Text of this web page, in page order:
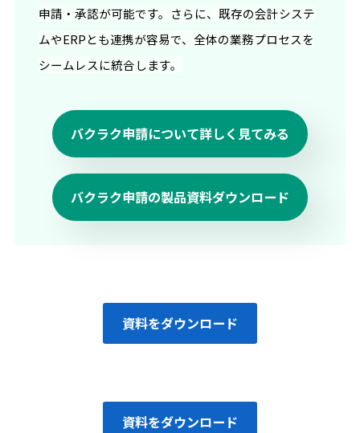
申請・承認が可能です。さらに、既存の会計システ
ムやERPとも連携が容易で、全体の業務プロセスを
シームレスに統合します。
バクラク申請について詳しく見てみる
バクラク申請の製品資料ダウンロード
資料をダウンロード
資料をダウンロード